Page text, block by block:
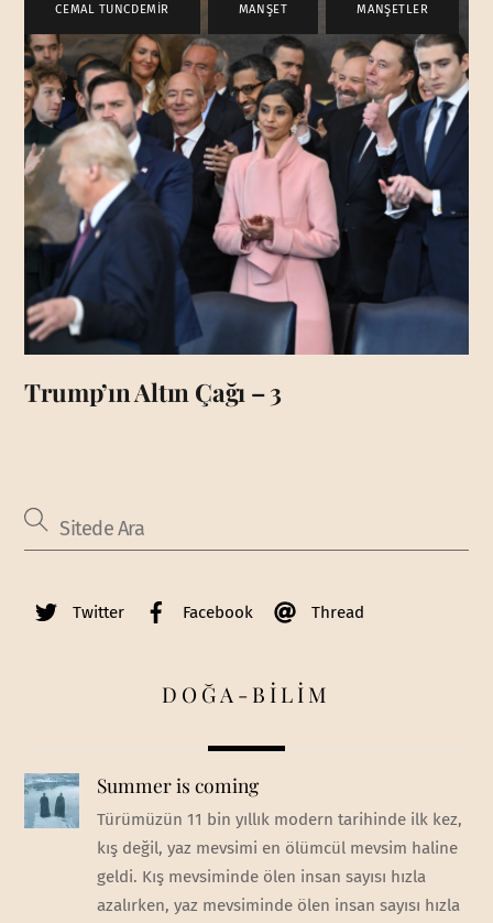
CEMAL TUNCDEMİR MANŞET MANŞETLER
Trump’ın Altın Çağı – 3
Twitter Facebook Thread
DOĞA-BİLİM
Summer is coming
Türümüzün 11 bin yıllık modern tarihinde ilk kez,
kış değil, yaz mevsimi en ölümcül mevsim haline
geldi. Kış mevsiminde ölen insan sayısı hızla
azalırken, yaz mevsiminde ölen insan sayısı hızla